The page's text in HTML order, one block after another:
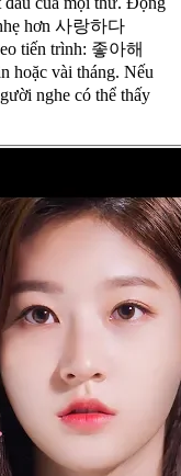
hơn 사랑하다
tiến trình: 좋아해
hoặc vài tháng. Nếu
nghe có thể thấy